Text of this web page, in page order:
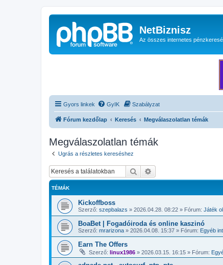
NetBiznisz
Az összes internetes
Gyors linkek GyIK Szabályzat
Fórum kezdőlap Keresés Megválaszolatlan témák
Megválaszolatlan témák
Ugrás a részletes kereséshez
Keresés
TÉMÁK
Kickoffboss
Szerző: szepbalazs » 2026.04.28. 08:22 » Fórum: Játék
BoaBet | Fogadóiroda és online kaszinó
Szerző: mrarizona » 2026.04.08. 15:37 » Fórum: Egyéb
Earn The Offers
Szerző: linux1986 » 2026.03.15. 16:15 » Fórum: